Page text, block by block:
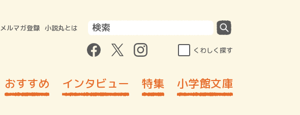
メルマガ登録 小説丸とは
くわしく探す
おすすめ インタビュー 特集 小学館文庫